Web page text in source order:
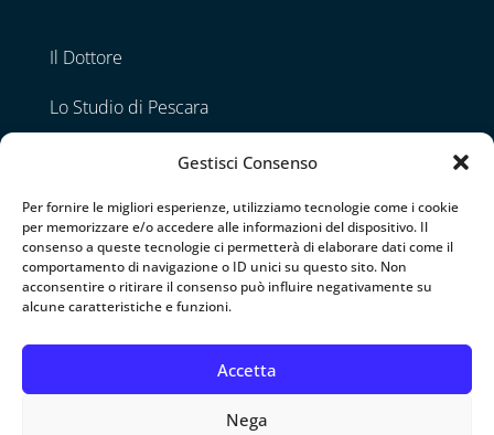
Gestisci Consenso
Per fornire le migliori esperienze, utilizziamo tecnologie come i cookie
per memorizzare e/o accedere alle informazioni del dispositivo. Il
consenso a queste tecnologie ci permetterà di elaborare dati come il
comportamento di navigazione o ID unici su questo sito. Non
acconsentire o ritirare il consenso può influire negativamente su
alcune caratteristiche e funzioni.
Accetta
Nega
Il Dottore
Lo Studio di Pescara
Lo Studio di Napoli
Contatti
Seguimi